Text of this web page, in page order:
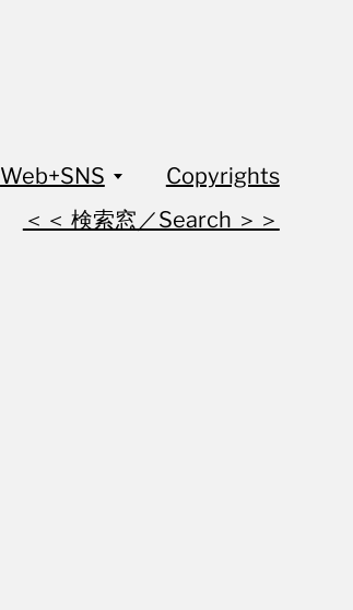
Web+SNS
Copyrights
＜＜ 検索窓／Search ＞＞